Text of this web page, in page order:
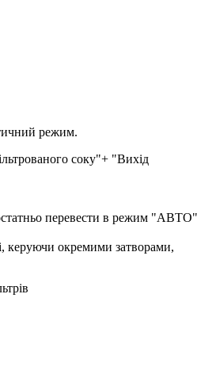
режим.
соку"+ "Вихід
перевести в режим "АВТО"
керуючи окремими затворами,